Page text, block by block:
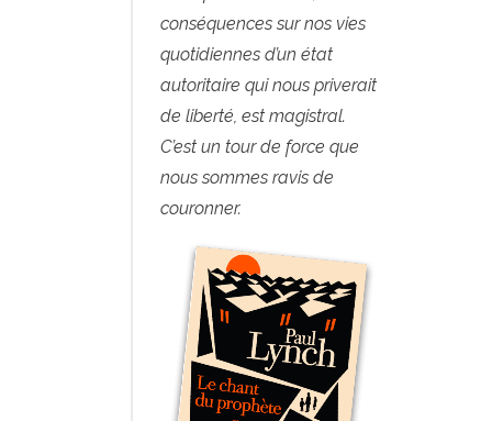
conséquences sur nos vies
quotidiennes d’un état
autoritaire qui nous priverait
de liberté, est magistral.
C’est un tour de force que
nous sommes ravis de
couronner.